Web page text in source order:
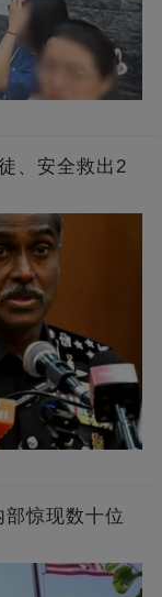
、安全救出2
惊现数十位